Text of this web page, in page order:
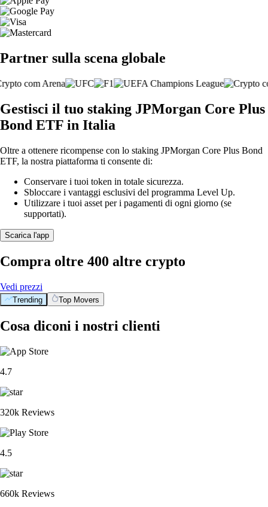
Partner sulla scena globale
Gestisci il tuo staking JPMorgan Core Plus
Bond ETF in Italia
Oltre a ottenere ricompense con lo staking JPMorgan Core Plus Bond
ETF, la nostra piattaforma ti consente di:
Conservare i tuoi token in totale sicurezza.
Sbloccare i vantaggi esclusivi del programma Level Up.
Utilizzare i tuoi asset per i pagamenti di ogni giorno (se
supportati).
Scarica l'app
Compra oltre 400 altre crypto
Vedi prezzi
Trending Top Movers
Cosa diconi i nostri clienti
4.7
320k Reviews
4.5
660k Reviews